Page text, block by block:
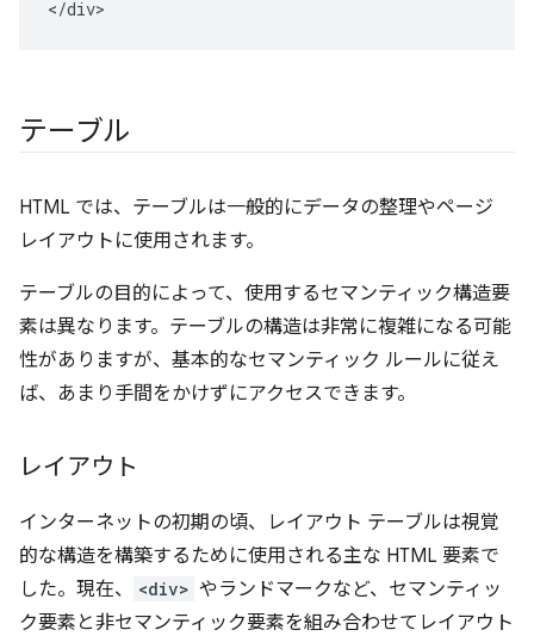
</div>
テーブル
HTML では、テーブルは一般的にデータの整理やページ
レイアウトに使用されます。
テーブルの目的によって、使用するセマンティック構造要
素は異なります。テーブルの構造は非常に複雑になる可能
性がありますが、基本的なセマンティック ルールに従え
ば、あまり手間をかけずにアクセスできます。
レイアウト
インターネットの初期の頃、レイアウト テーブルは視覚
的な構造を構築するために使用される主な HTML 要素で
した。現在、
<div> やランドマークなど、セマンティッ
ク要素と非セマンティック要素を組み合わせてレイアウト